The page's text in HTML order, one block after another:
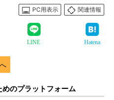
PC用表示
関連情報
LINE Hatena
のプラットフォーム